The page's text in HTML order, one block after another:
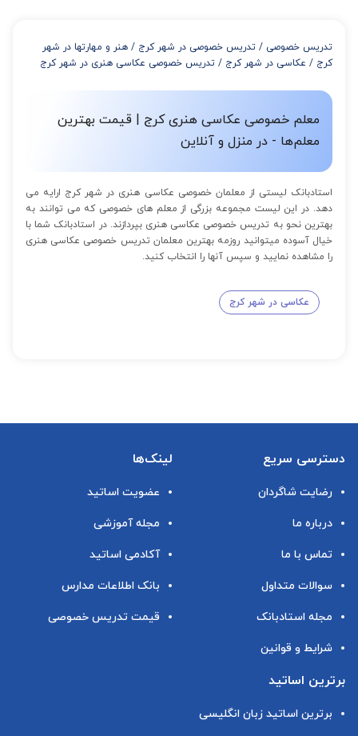
تدریس خصوصی / تدریس خصوصی در شهر کرج / هنر و مهارتها در شهر
کرج / عکاسی در شهر کرج / تدریس خصوصی عکاسی هنری در شهر کرج
معلم خصوصی عکاسی هنری کرج | قیمت بهترین
معلم‌ها - در منزل و آنلاین
استادبانک لیستی از معلمان خصوصی عکاسی هنری در شهر کرج ارایه می
دهد. در این لیست مجموعه بزرگی از معلم های خصوصی که می توانند به
بهترین نحو به تدریس خصوصی عکاسی هنری بپردازند. در استادبانک شما با
خیال آسوده میتوانید روزمه بهترین معلمان تدریس خصوصی عکاسی هنری
را مشاهده نمایید و سپس آنها را انتخاب کنید.
عکاسی در شهر کرج
دسترسی سریع
رضایت شاگردان
درباره ما
تماس با ما
سوالات متداول
مجله استادبانک
شرایط و قوانین
لینک‌ها
عضویت اساتید
مجله آموزشی
آکادمی اساتید
بانک اطلاعات مدارس
قیمت تدریس خصوصی
برترین اساتید
برترین اساتید زبان انگلیسی